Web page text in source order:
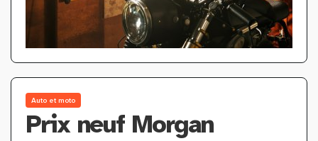
Auto et moto
Prix neuf Morgan